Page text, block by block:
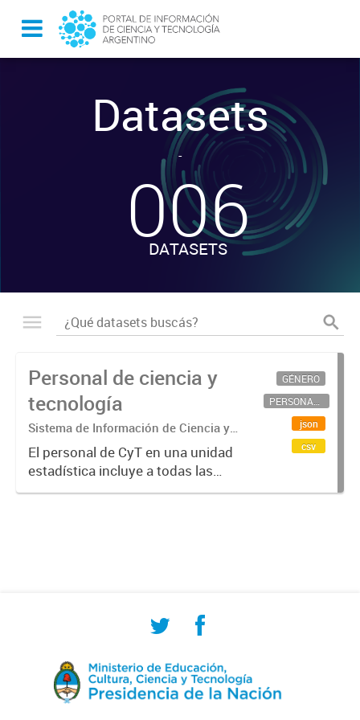
Datasets
-
006
DATASETS
Personal de ciencia y
tecnología
Sistema de Información de Ciencia y
Tecnología Argentino (SICYTAR)
El personal de CyT en una unidad
estadística incluye a todas las
personas involucradas
GÉNERO
PERSONAL CIENTÍFICO-TECNOLÓGICO
json
csv